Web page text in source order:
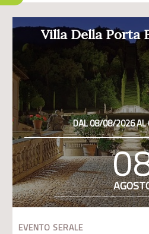
Villa Della Porta
DAL 08/08/2026
EVENTO SERALE